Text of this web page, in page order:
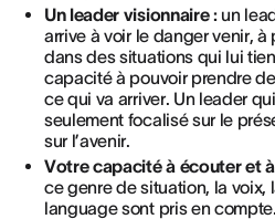
Un leader visionnaire :un
arrive à voir le danger venir,
dans des situations qui lui
capacité à pouvoir prendre
ce qui va arriver. Un leader
seulement focalisé sur le
sur l’avenir.
Votre capacité à écouter et
ce genre de situation, la voix,
language sont pris en compte.